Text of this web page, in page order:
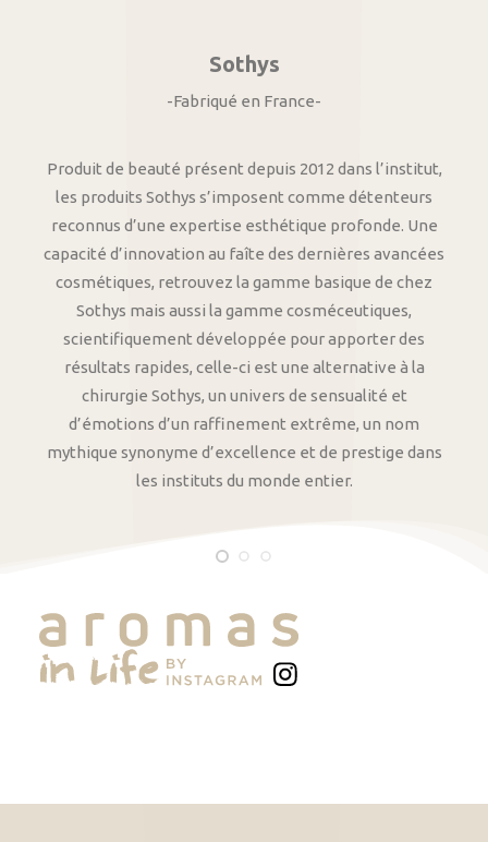
Sothys
-Fabriqué en France-
Produit de beauté présent depuis 2012 dans l’institut,
les produits Sothys s’imposent comme détenteurs
reconnus d’une expertise esthétique profonde. Une
capacité d’innovation au faîte des dernières avancées
cosmétiques, retrouvez la gamme basique de chez
Sothys mais aussi la gamme cosméceutiques,
scientifiquement développée pour apporter des
résultats rapides, celle-ci est une alternative à la
chirurgie Sothys, un univers de sensualité et
d’émotions d’un raffinement extrême, un nom
mythique synonyme d’excellence et de prestige dans
les instituts du monde entier.